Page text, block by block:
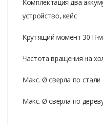
Комплектация два
устройство, кейс
Крутящий момент 30 Н·м
Частота вращения на
Макс. Ø сверла по
Макс. Ø сверла по